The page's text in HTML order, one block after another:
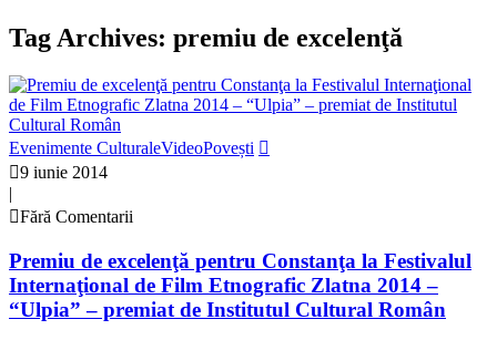
Tag Archives: premiu de excelenţă
Evenimente CulturaleVideoPovești
9 iunie 2014
|
Fără Comentarii
Premiu de excelenţă pentru Constanţa la Festivalul
Internaţional de Film Etnografic Zlatna 2014 –
“Ulpia” – premiat de Institutul Cultural Român